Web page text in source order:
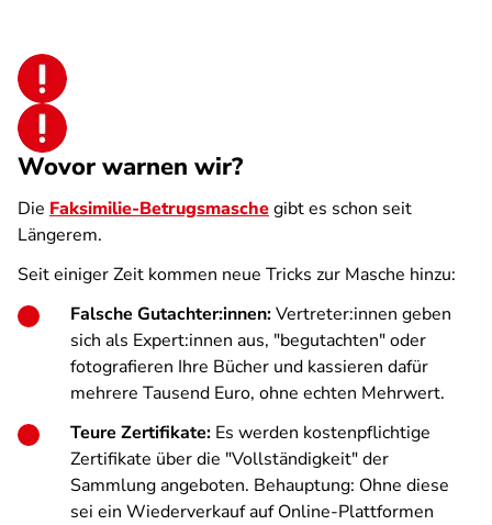
Wovor warnen wir?
Die Faksimilie-Betrugsmaschegibt es schon seit
Längerem.
Seit einiger Zeit kommen neue Tricks zur Masche hinzu:
Falsche Gutachter:innen:Vertreter:innen geben
sich als Expert:innen aus, "begutachten" oder
fotografieren Ihre Bücher und kassieren dafür
mehrere Tausend Euro, ohne echten Mehrwert.
Teure Zertifikate: Es werden kostenpflichtige
Zertifikate über die "Vollständigkeit" der
Sammlung angeboten. Behauptung: Ohne diese
sei ein Wiederverkauf auf Online-Plattformen